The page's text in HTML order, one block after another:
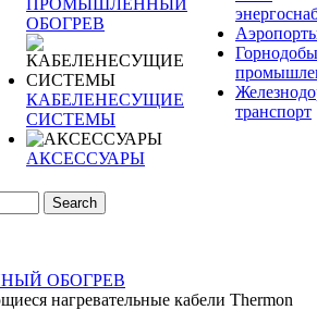
ПРОМЫШЛЕННЫЙ
ОБОГРЕВ
КАБЕЛЕНЕСУЩИЕ
СИСТЕМЫ
АКСЕССУАРЫ
транспорт
Search
ОБОГРЕВ
нагревательные кабели Thermon